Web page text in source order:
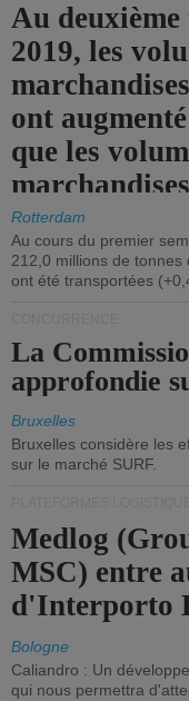
Au
2019, les
ont
que les
ont diminué.
Rotterdam
Au cours du premier
212,0 millions de tonnes
ont été transportées
La
approfondie
Bruxelles
Bruxelles considère les
sur le marché SURF.
Medlog
MSC) entre
d'Interporto
Bologne
Caliandro : Un
qui nous permettra